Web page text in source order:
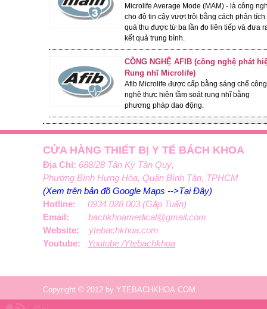
MÁY ĐO HUYẾT ÁP MICROLIFE
BP B3 AFIB ADVANCED DÒNG
CAO CẤP
Giá: 2,250,000 đ
Giá KM: 1,750,000 đ Giỏ hàng
- 22%
Microlife Average Mode (MAM) - là công
cho độ tin cậy vượt trội bằng cách phân tích
quả thu được từ ba lần đo liên tiếp và đưa
kết quả trung bình.
CÔNG NGHỆ AFIB (công nghệ phát
Rung nhĩ Microlife)
Afib Microlife được cấp bằng sáng chế công
nghệ thực hiện tầm soát rung nhĩ bằng
phương pháp dao động.
CỬA HÀNG THIẾT BỊ Y TẾ BÁCH KHOA
Địa Chỉ: 688/28 Tân Kỳ Tân Quý,
Phường Bình Hưng Hòa, Quận Bình Tân, TPHCM
(Xem trên bản đồ Google Maps -->Tại Đây)
Hotline: 0934 028 003 (Gặp Tuấn)
Email: bachkhoamedical@gmail.com
Website: ytebachkhoa.com
Youtube:
Youtube /Ytebachkhoa
Copyright © 2012 by YTEBACHKHOA.COM